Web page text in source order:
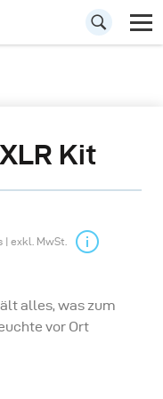
Kit
exkl. MwSt.
alles, was zum
vor Ort